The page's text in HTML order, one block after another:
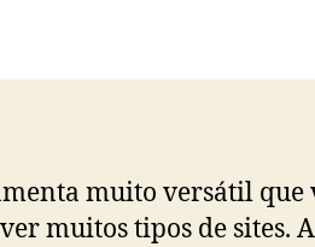
muito versátil que
muitos tipos de sites.